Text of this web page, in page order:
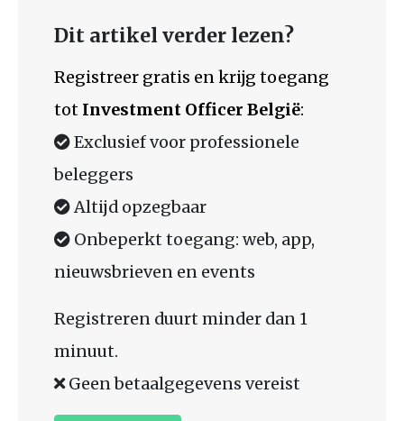
Dit artikel verder lezen?
Registreer gratis en krijg toegang
tot Investment Officer België:
Exclusief voor professionele
beleggers
Altijd opzegbaar
Onbeperkt toegang: web, app,
nieuwsbrieven en events
Registreren duurt minder dan 1
minuut.
Geen betaalgegevens vereist